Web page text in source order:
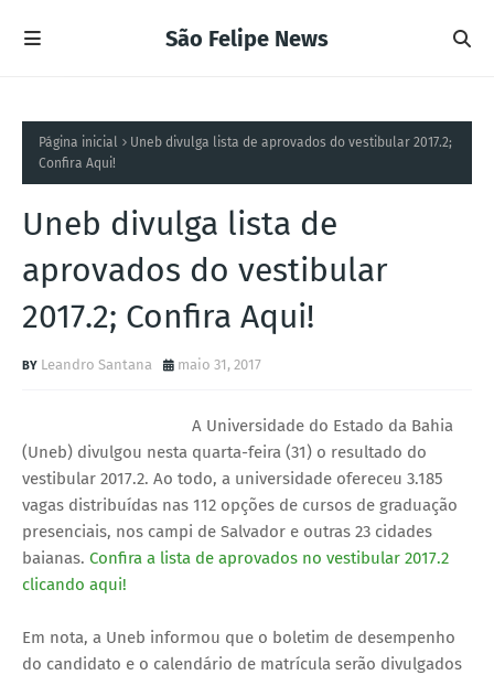
São Felipe News
Página inicial
Uneb divulga lista de aprovados do vestibular 2017.2;
Confira Aqui!
Uneb divulga lista de
aprovados do vestibular
2017.2; Confira Aqui!
Leandro Santana maio 31, 2017
A Universidade do Estado da Bahia
(Uneb) divulgou nesta quarta-feira (31) o resultado do
vestibular 2017.2. Ao todo, a universidade ofereceu 3.185
vagas distribuídas nas 112 opções de cursos de graduação
presenciais, nos campi de Salvador e outras 23 cidades
baianas. Confira a lista de aprovados no vestibular 2017.2
clicando aqui!
Em nota, a Uneb informou que o boletim de desempenho
do candidato e o calendário de matrícula serão divulgados